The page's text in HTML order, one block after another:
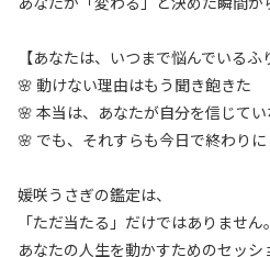
【あなたは、いつまで悩んでいるふ
🌸 動けない理由はもう聞き飽きた
🌸 本当は、あなたが自分を信じて
🌸 でも、それすらも今日で終わりに
媛咲うさぎの鑑定は、
「ただ当たる」だけではありません。
あなたの人生を動かすためのセッシ